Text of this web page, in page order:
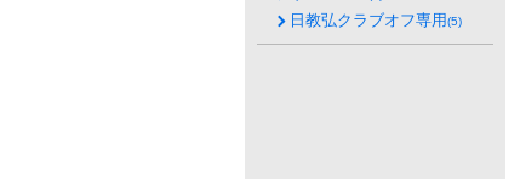
日教弘クラブオフ専用(5)